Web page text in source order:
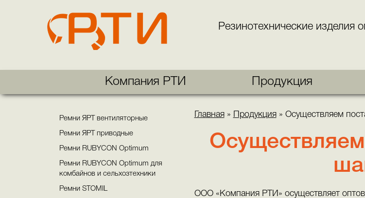
Резинотехнические изделия
Компания РТИ Продукция
Ремни ЯРТ вентиляторные
Ремни ЯРТ приводные
Ремни RUBYCON Optimum
Ремни RUBYCON Optimum для
комбайнов и сельхозтехники
Ремни STOMIL
Главная» Продукция» Осуществляем
ООО «Компания РТИ» осуществляет